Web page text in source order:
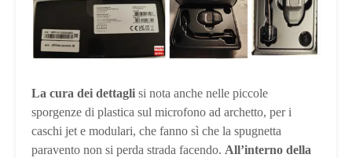
La cura dei dettagli si nota anche nelle piccole
sporgenze di plastica sul microfono ad archetto, per i
caschi jet e modulari, che fanno sì che la spugnetta
paravento non si perda strada facendo. All’interno della